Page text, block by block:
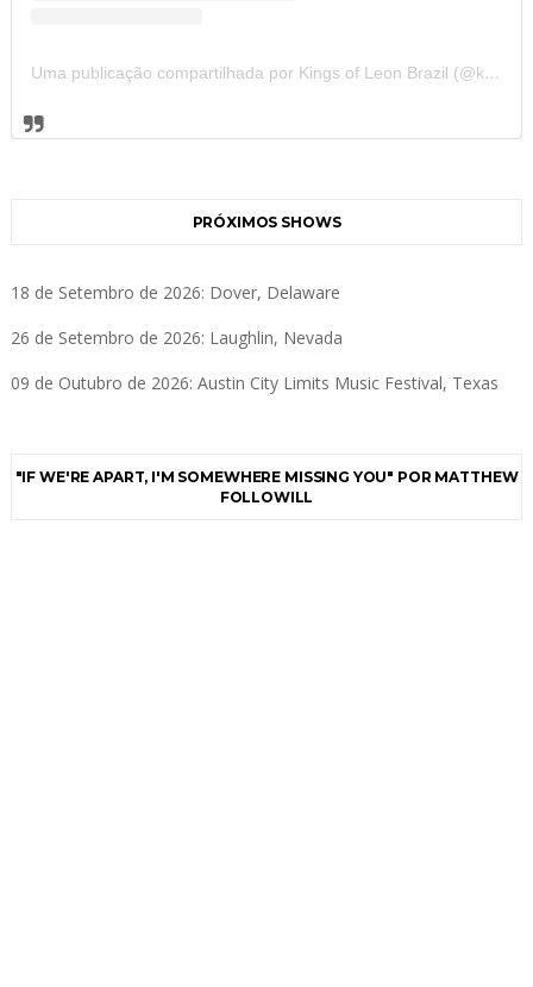
Uma publicação compartilhada por Kings of Leon Brazil (@kolbrazil)
PRÓXIMOS SHOWS
18 de Setembro de 2026: Dover, Delaware
26 de Setembro de 2026: Laughlin, Nevada
09 de Outubro de 2026: Austin City Limits Music Festival, Texas
"IF WE'RE APART, I'M SOMEWHERE MISSING YOU" POR MATTHEW
FOLLOWILL